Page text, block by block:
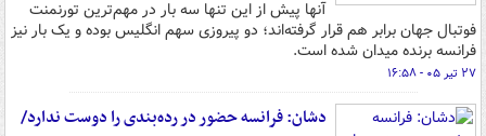
آنها پیش از این تنها سه بار در مهم‌ترین تورنمنت
فوتبال جهان برابر هم قرار گرفته‌اند؛ دو پیروزی سهم انگلیس بوده و یک بار نیز
فرانسه برنده میدان شده است.
۲۷ تیر ۰۵ - ۱۶:۵۸
دشان: فرانسه حضور در رده‌بندی را دوست ندارد/